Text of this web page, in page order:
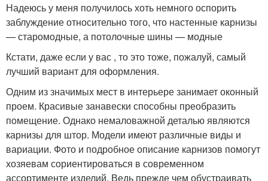
Надеюсь у меня получилось хоть немного оспорить
заблуждение относительно того, что настенные карнизы
— старомодные, а потолочные шины — модные
Кстати, даже если у вас , то это тоже, пожалуй, самый
лучший вариант для оформления.
Одним из значимых мест в интерьере занимает оконный
проем. Красивые занавески способны преобразить
помещение. Однако немаловажной деталью являются
карнизы для штор. Модели имеют различные виды и
вариации. Фото и подробное описание карнизов помогут
хозяевам сориентироваться в современном
ассортименте изделий. Ведь прежде чем обустраивать